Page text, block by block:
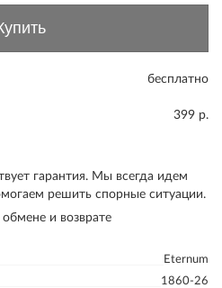
Eternum
1860-26
бесплатно
399 р.
гарантия. Мы всегда идем
решить спорные ситуации.
и возврате